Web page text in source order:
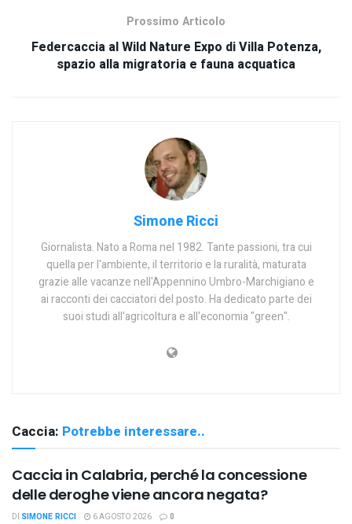
Prossimo Articolo
Federcaccia al Wild Nature Expo di Villa Potenza,
spazio alla migratoria e fauna acquatica
Simone Ricci
Giornalista. Nato a Roma nel 1982. Tante passioni, tra cui
quella per l'ambiente, il territorio e la ruralità, maturata
grazie alle vacanze nell'Appennino Umbro-Marchigiano e
ai racconti dei cacciatori del posto. Ha dedicato parte dei
suoi studi all'agricoltura e all'economia "green".
Caccia: Potrebbe interessare..
Caccia in Calabria, perché la concessione
delle deroghe viene ancora negata?
DI SIMONE RICCI 6 AGOSTO 2026 0